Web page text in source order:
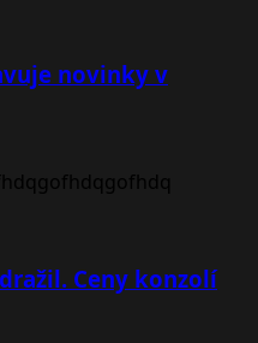
novinky v
Ceny konzolí